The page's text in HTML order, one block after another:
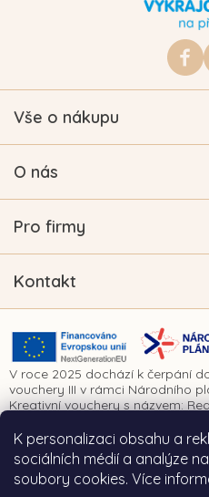
K personalizaci obsahu a
sociálních médií a analýze
soubory cookies. Více
Vše o nákupu
O nás
Pro firmy
Kontakt
V roce 2025 dochází k čerpání
vouchery III v rámci Národního
Kreativní vouchery s názvem:
spoluúčasti Evropské unie
obnovy a Ministerstva kultury